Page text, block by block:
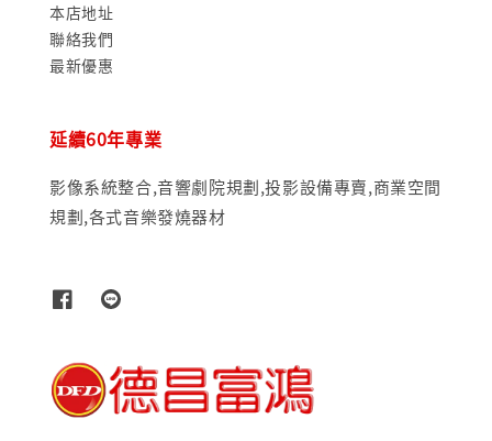
本店地址
聯絡我們
最新優惠
延續60年專業
影像系統整合,音響劇院規劃,投影設備專賣,商業空間
規劃,各式音樂發燒器材